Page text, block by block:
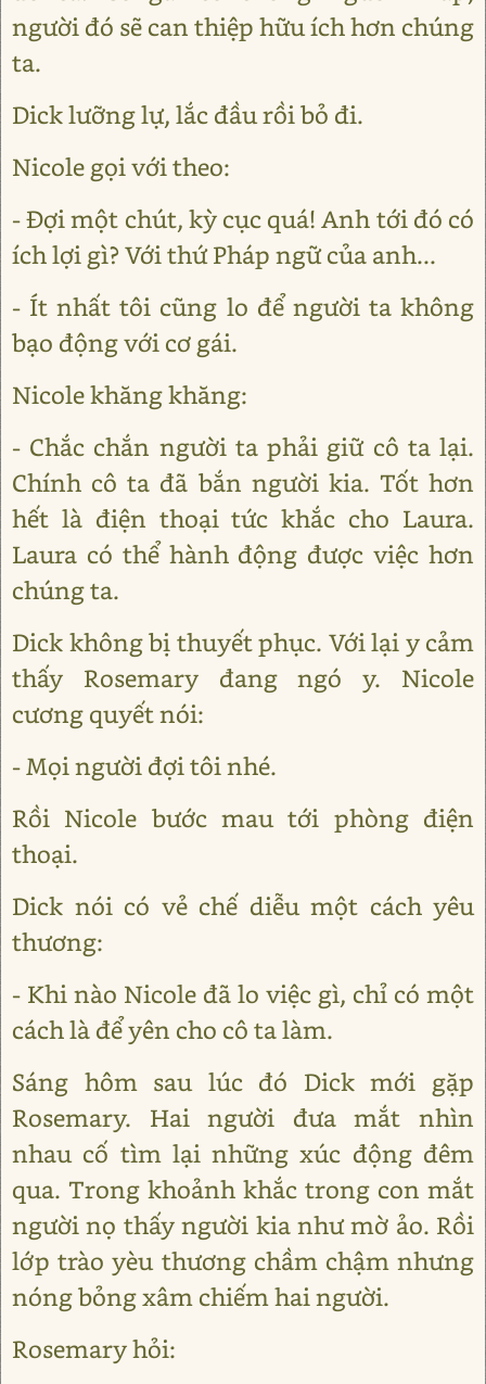
người đó sẽ can thiệp hữu ích hơn chúng
ta.
Dick lưỡng lự, lắc đầu rồi bỏ đi.
Nicole gọi với theo:
- Đợi một chút, kỳ cục quá! Anh tới đó có
ích lợi gì? Với thứ Pháp ngữ của anh...
- Ít nhất tôi cũng lo để người ta không
bạo động với cơ gái.
Nicole khăng khăng:
- Chắc chắn người ta phải giữ cô ta lại.
Chính cô ta đã bắn người kia. Tốt hơn
hết là điện thoại tức khắc cho Laura.
Laura có thể hành động được việc hơn
chúng ta.
Dick không bị thuyết phục. Với lại y cảm
thấy Rosemary đang ngó y. Nicole
cương quyết nói:
- Mọi người đợi tôi nhé.
Rồi Nicole bước mau tới phòng điện
thoại.
Dick nói có vẻ chế diễu một cách yêu
thương:
- Khi nào Nicole đã lo việc gì, chỉ có một
cách là để yên cho cô ta làm.
Sáng hôm sau lúc đó Dick mới gặp
Rosemary. Hai người đưa mắt nhìn
nhau cố tìm lại những xúc động đêm
qua. Trong khoảnh khắc trong con mắt
người nọ thấy người kia như mờ ảo. Rồi
lớp trào yèu thương chầm chậm nhưng
nóng bỏng xâm chiếm hai người.
Rosemary hỏi: